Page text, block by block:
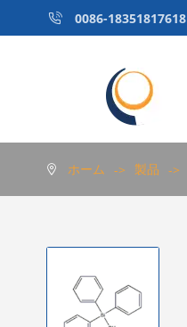
 0086-18351817618
 ホーム 製品